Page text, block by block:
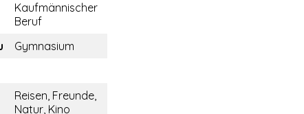
Kaufmännischer
Beruf
Gymnasium
Reisen, Freunde,
Natur, Kino